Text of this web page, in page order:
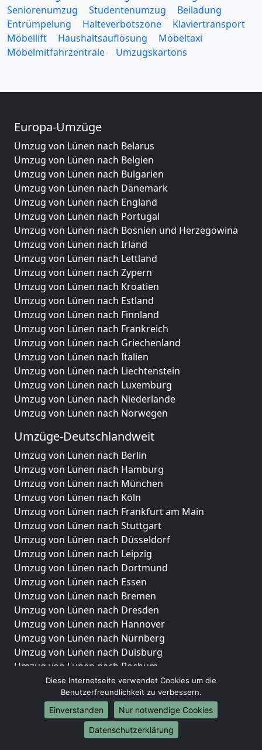
Seniorenumzug
Studentenumzug
Beiladung
Entrümpelung
Halteverbotszone
Klaviertransport
Möbellift
Haushaltsauflösung
Möbeltaxi
Möbelmitfahrzentrale
Umzugskartons
Europa-Umzüge
Umzug von Lünen nach Belarus
Umzug von Lünen nach Belgien
Umzug von Lünen nach Bulgarien
Umzug von Lünen nach Dänemark
Umzug von Lünen nach England
Umzug von Lünen nach Portugal
Umzug von Lünen nach Bosnien und Herzegowina
Umzug von Lünen nach Irland
Umzug von Lünen nach Lettland
Umzug von Lünen nach Zypern
Umzug von Lünen nach Kroatien
Umzug von Lünen nach Estland
Umzug von Lünen nach Finnland
Umzug von Lünen nach Frankreich
Umzug von Lünen nach Griechenland
Umzug von Lünen nach Italien
Umzug von Lünen nach Liechtenstein
Umzug von Lünen nach Luxemburg
Umzug von Lünen nach Niederlande
Umzug von Lünen nach Norwegen
Umzüge-Deutschlandweit
Umzug von Lünen nach Berlin
Umzug von Lünen nach Hamburg
Umzug von Lünen nach München
Umzug von Lünen nach Köln
Umzug von Lünen nach Frankfurt am Main
Umzug von Lünen nach Stuttgart
Umzug von Lünen nach Düsseldorf
Umzug von Lünen nach Leipzig
Umzug von Lünen nach Dortmund
Umzug von Lünen nach Essen
Umzug von Lünen nach Bremen
Umzug von Lünen nach Dresden
Umzug von Lünen nach Hannover
Umzug von Lünen nach Nürnberg
Umzug von Lünen nach Duisburg
Umzug von Lünen nach Bochum
Umzug von Lünen nach Wuppertal
Umzug von Lünen nach Bielefeld
Umzug von Lünen nach Bonn
Umzug von Lünen nach Münster
Diese Internetseite verwendet Cookies um die
Benutzerfreundlichkeit zu verbessern.
Einverstanden
Nur notwendige Cookies
Datenschutzerklärung